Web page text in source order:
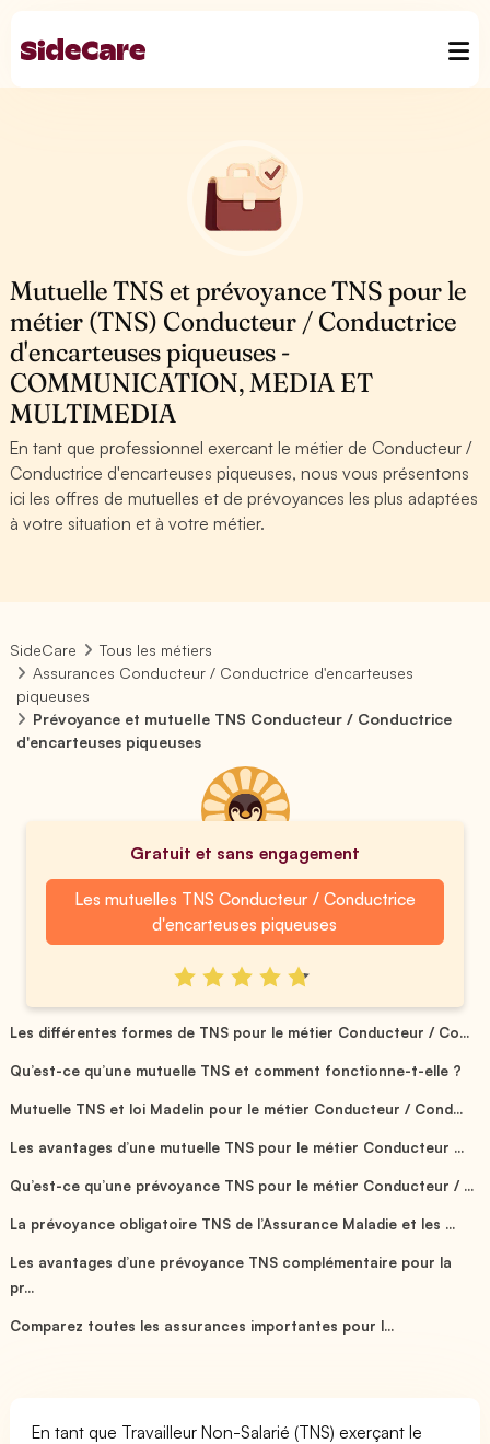
Mutuelle TNS et prévoyance TNS pour le
métier (TNS) Conducteur / Conductrice
d'encarteuses piqueuses -
COMMUNICATION, MEDIA ET
MULTIMEDIA
En tant que professionnel exercant le métier de Conducteur /
Conductrice d'encarteuses piqueuses, nous vous présentons
ici les offres de mutuelles et de prévoyances les plus adaptées
à votre situation et à votre métier.
SideCare
Tous les métiers
Assurances Conducteur / Conductrice d'encarteuses
piqueuses
Prévoyance et mutuelle TNS Conducteur / Conductrice
d'encarteuses piqueuses
Gratuit et sans engagement
Les mutuelles TNS Conducteur / Conductrice
d'encarteuses piqueuses
Les différentes formes de TNS pour le métier Conducteur / Co...
Qu’est-ce qu’une mutuelle TNS et comment fonctionne-t-elle ?
Mutuelle TNS et loi Madelin pour le métier Conducteur / Cond...
Les avantages d’une mutuelle TNS pour le métier Conducteur ...
Qu’est-ce qu’une prévoyance TNS pour le métier Conducteur / ...
La prévoyance obligatoire TNS de l’Assurance Maladie et les ...
Les avantages d’une prévoyance TNS complémentaire pour la
pr...
Comparez toutes les assurances importantes pour l...
En tant que Travailleur Non-Salarié (TNS) exerçant le